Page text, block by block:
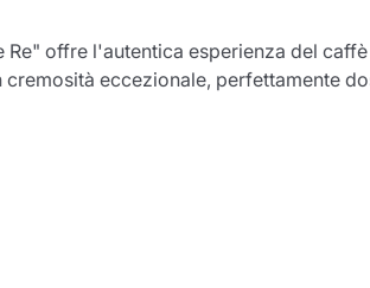
offre l'autentica esperienza del
eccezionale, perfettamente